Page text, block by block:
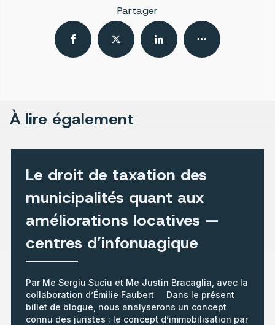
Partager
À lire également
Le droit de taxation des
municipalités quant aux
améliorations locatives —
centres d’infonuagique
Par Me Sergiu Suciu et Me Justin Bracaglia, avec la
collaboration d’Émilie Faubert Dans le présent
billet de blogue, nous analyserons un concept
connu des juristes : le concept d’immobilisation par